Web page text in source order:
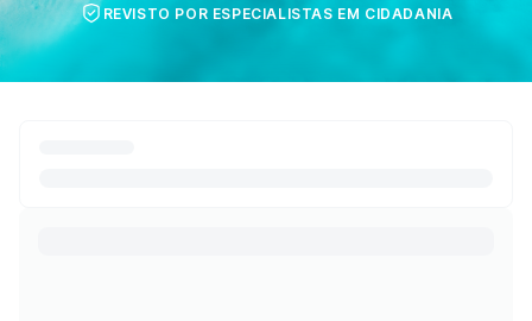
REVISTO POR ESPECIALISTAS EM CIDADANIA